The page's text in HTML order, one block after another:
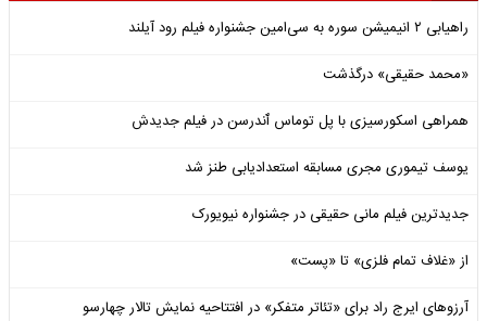
راهیابی ۲ انیمیشن سوره به سی‌امین جشنواره فیلم رود آیلند
«محمد حقیقی» درگذشت
همراهی اسکورسیزی با پل توماس ٱندرسن در فیلم جدیدش
یوسف تیموری مجری مسابقه استعدادیابی طنز شد
جدیدترین فیلم مانی حقیقی در جشنواره نیویورک
از «غلاف تمام فلزی» تا «پست»
آرزوهای ایرج راد برای «تئاتر متفکر» در افتتاحیه نمایش تالار چهارسو